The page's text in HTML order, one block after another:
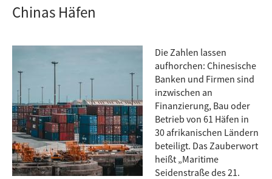
Chinas Häfen
Die Zahlen lassen
aufhorchen: Chinesische
Banken und Firmen sind
inzwischen an
Finanzierung, Bau oder
Betrieb von 61 Häfen in
30 afrikanischen Ländern
beteiligt. Das Zauberwort
heißt „Maritime
Seidenstraße des 21.